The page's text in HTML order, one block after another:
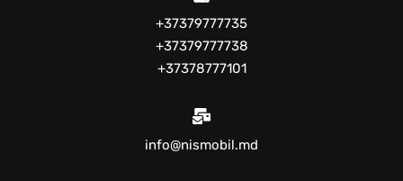
+37379777735
+37379777738
+37378777101
info@nismobil.md